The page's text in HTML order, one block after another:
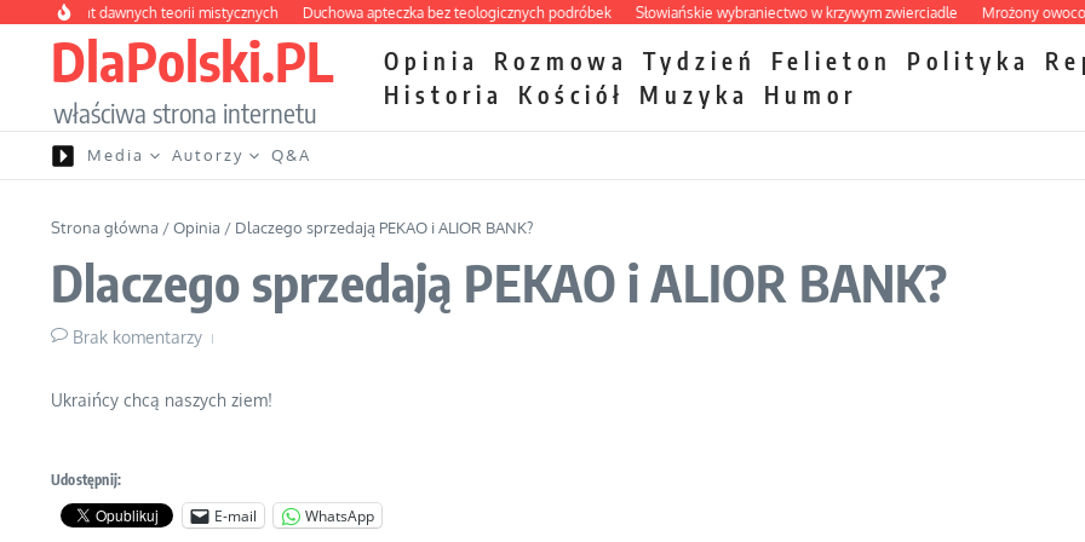
Przejdź do treści
labirynt dawnych teorii mistycznych Duchowa apteczka bez teologicznych podróbek Słowiańskie wybraniectwo w krzywym zwierciadle Mrożony owocowy
DlaPolski.PL
właściwa strona internetu
Opinia Rozmowa Tydzień Felieton Polityka
Historia
Kościół Muzyka Humor
Media Autorzy Q&A
Strona główna /Opinia / Dlaczego sprzedają PEKAO i ALIOR BANK?
Dlaczego sprzedają PEKAO i ALIOR BANK?
Brak komentarzy
Ukraińcy chcą naszych ziem!
Udostępnij:
E-mail WhatsApp